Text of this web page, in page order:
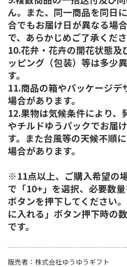
ん。また、同一商品を同日
合でもお届け日が異なる場
で、あらかじめご了承くださ
10.花弁・花卉の開花状態及
ッピング（包装）等は多少
す。
11.商品の箱やパッケージデ
場合があります。
12.果物は気候条件により、
やチルドゆうパックでお届
す。また台風等の天候不順
場合があります。
※11点以上、ご購入希望の
で「10+」を選択、必要数量
ボタンを押下してください
に入れる」ボタン押下時の
です。
販売者
株式会社ゆうゆうギフト